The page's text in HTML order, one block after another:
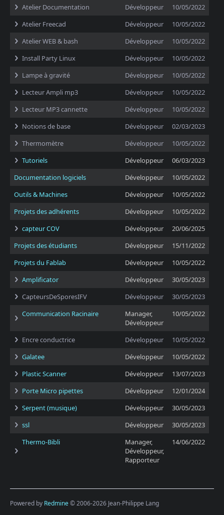
Atelier Documentation
Développeur
10/05/2022
Atelier Freecad
Développeur
10/05/2022
Atelier WEB & bash
Développeur
10/05/2022
Install Party Linux
Développeur
10/05/2022
Lampe à gravité
Développeur
10/05/2022
Lecteur Ampli mp3
Développeur
10/05/2022
Lecteur MP3 cannette
Développeur
10/05/2022
Notions de base
Développeur
02/03/2023
Thermomètre
Développeur
10/05/2022
Tutoriels
Développeur
06/03/2023
Documentation logiciels
Développeur
10/05/2022
Outils & Machines
Développeur
10/05/2022
Projets des adhérents
Développeur
10/05/2022
capteur COV
Développeur
20/06/2025
Projets des étudiants
Développeur
15/11/2022
Projets du Fablab
Développeur
10/05/2022
Amplificator
Développeur
30/05/2023
CapteursDeSporesIFV
Développeur
30/05/2023
Communication Racinaire
Manager,
Développeur
10/05/2022
Encre conductrice Développeur
10/05/2022
Galatee
Développeur
10/05/2022
Plastic Scanner
Développeur
13/07/2023
Porte Micro pipettes
Développeur
12/01/2024
Serpent (musique)
Développeur
30/05/2023
ssl
Développeur
30/05/2023
Thermo-Bibli
Manager,
Développeur,
Rapporteur
14/06/2022
Powered by Redmine© 2006-2026 Jean-Philippe Lang